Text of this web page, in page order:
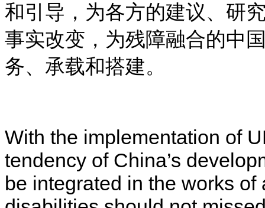
和引导，为各方的建议、研
事实改变，为残障融合的中
务、承载和搭建。
With the implementation of
tendency of China’s
be integrated in the works